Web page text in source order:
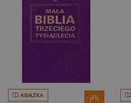
KSIĄŻKA